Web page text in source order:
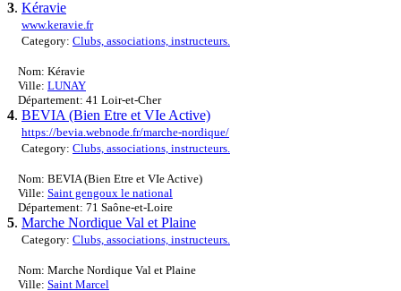
3. Kéravie
www.keravie.fr
Category: Clubs, associations, instructeurs.
Nom: Kéravie
Ville: LUNAY
Département: 41 Loir-et-Cher
4. BEVIA (Bien Etre et VIe Active)
https://bevia.webnode.fr/marche-nordique/
Category: Clubs, associations, instructeurs.
Nom: BEVIA (Bien Etre et VIe Active)
Ville: Saint gengoux le national
Département: 71 Saône-et-Loire
5. Marche Nordique Val et Plaine
Category: Clubs, associations, instructeurs.
Nom: Marche Nordique Val et Plaine
Ville: Saint Marcel